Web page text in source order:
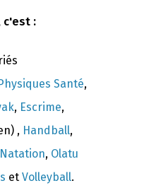
c'est :
Santé,
, Escrime,
, Handball,
Natation, Olatu
et Volleyball.